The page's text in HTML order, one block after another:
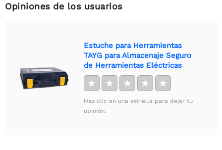
Opiniones de los usuarios
Estuche para Herramientas
TAYG para Almacenaje Seguro
de Herramientas Eléctricas
★ ★ ★ ★ ★
Haz clic en una estrella para dejar tu
opinión.